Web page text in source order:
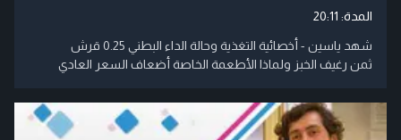
المدة: 20:11
شهد ياسين - أخصائية التغذية وحالة الداء البطني 0.25 قرش
ثمن رغيف الخبز ولماذا الأطعمة الخاصة أضعاف السعر العادي